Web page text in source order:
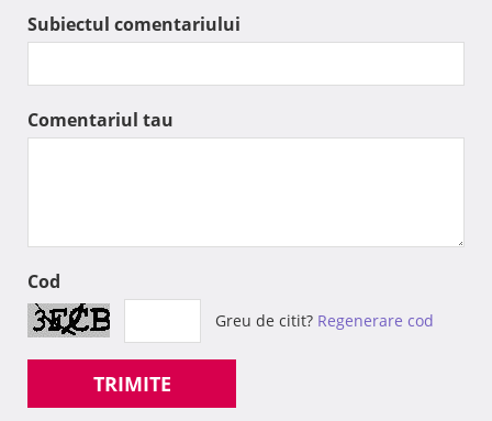
Subiectul comentariului
Comentariul tau
Cod
Greu de citit? Regenerare cod
TRIMITE